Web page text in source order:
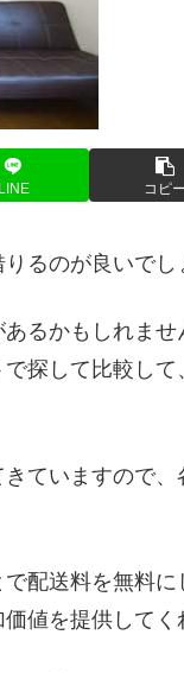
LINE コピー
るのが良いでし
るかもしれませ
探して比較して
ていますので
配送料を無料に
値を提供してく